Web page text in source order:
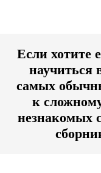
Если хотите
научиться
самых
к
незнакомых